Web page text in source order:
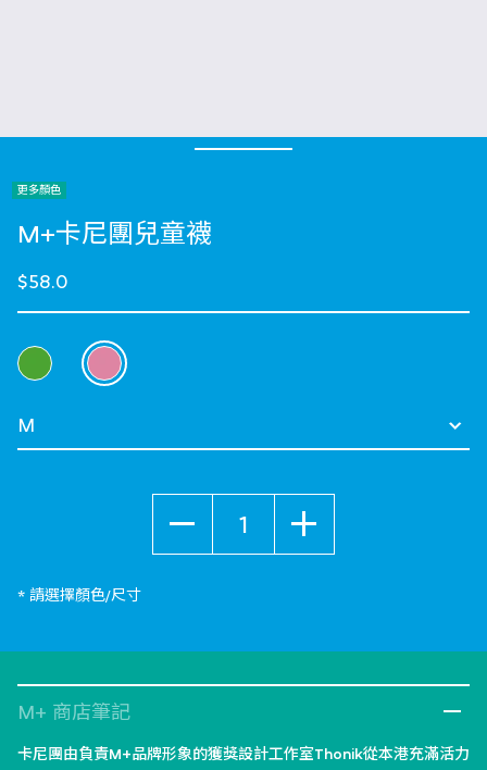
更多顏色
M+卡尼團兒童襪
$58.0
選擇 顏色
selected
選擇 Size
* 請選擇顏色/尺寸
M+ 商店筆記
卡尼團由負責M+品牌形象的獲獎設計工作室Thonik從本港充滿活力